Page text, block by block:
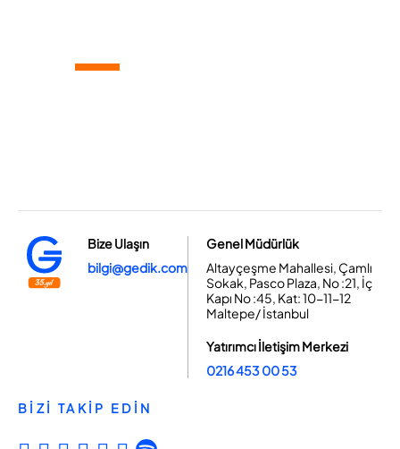
Bize Ulaşın
bilgi@gedik.com
Genel Müdürlük
Altayçeşme Mahallesi, Çamlı
Sokak, Pasco Plaza, No :21, İç
Kapı No :45, Kat: 10-11-12
Maltepe/ İstanbul
Yatırımcı İletişim Merkezi
0216 453 00 53
BİZİ TAKİP EDİN